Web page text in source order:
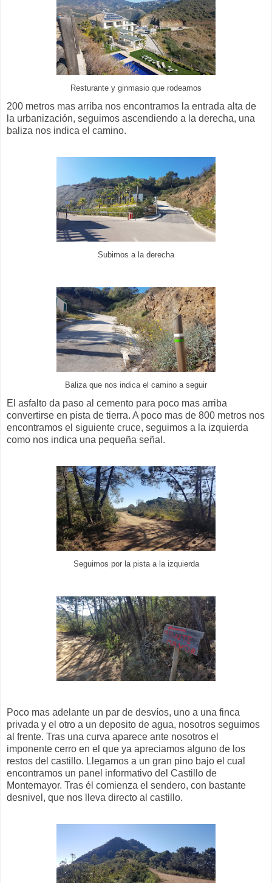
Resturante y ginmasio que rodeamos
200 metros mas arriba nos encontramos la entrada alta de
la urbanización, seguimos ascendiendo a la derecha, una
baliza nos indica el camino.
Subimos a la derecha
Baliza que nos indica el camino a seguir
El asfalto da paso al cemento para poco mas arriba
convertirse en pista de tierra. A poco mas de 800 metros nos
encontramos el siguiente cruce, seguimos a la izquierda
como nos indica una pequeña señal.
Seguimos por la pista a la izquierda
Poco mas adelante un par de desvíos, uno a una finca
privada y el otro a un deposito de agua, nosotros seguimos
al frente. Tras una curva aparece ante nosotros el
imponente cerro en el que ya apreciamos alguno de los
restos del castillo. Llegamos a un gran pino bajo el cual
encontramos un panel informativo del Castillo de
Montemayor. Tras él comienza el sendero, con bastante
desnivel, que nos lleva directo al castillo.